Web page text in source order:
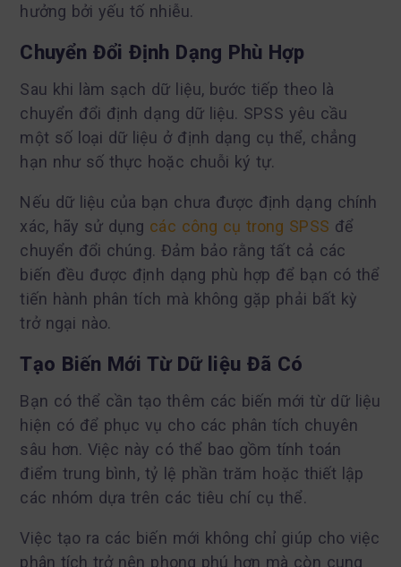
hưởng bởi yếu tố nhiễu.
Chuyển Đổi Định Dạng Phù Hợp
Sau khi làm sạch dữ liệu, bước tiếp theo là
chuyển đổi định dạng dữ liệu. SPSS yêu cầu
một số loại dữ liệu ở định dạng cụ thể, chẳng
hạn như số thực hoặc chuỗi ký tự.
Nếu dữ liệu của bạn chưa được định dạng chính
xác, hãy sử dụng các công cụ trong SPSS để
chuyển đổi chúng. Đảm bảo rằng tất cả các
biến đều được định dạng phù hợp để bạn có thể
tiến hành phân tích mà không gặp phải bất kỳ
trở ngại nào.
Tạo Biến Mới Từ Dữ liệu Đã Có
Bạn có thể cần tạo thêm các biến mới từ dữ liệu
hiện có để phục vụ cho các phân tích chuyên
sâu hơn. Việc này có thể bao gồm tính toán
điểm trung bình, tỷ lệ phần trăm hoặc thiết lập
các nhóm dựa trên các tiêu chí cụ thể.
Việc tạo ra các biến mới không chỉ giúp cho việc
phân tích trở nên phong phú hơn mà còn cung